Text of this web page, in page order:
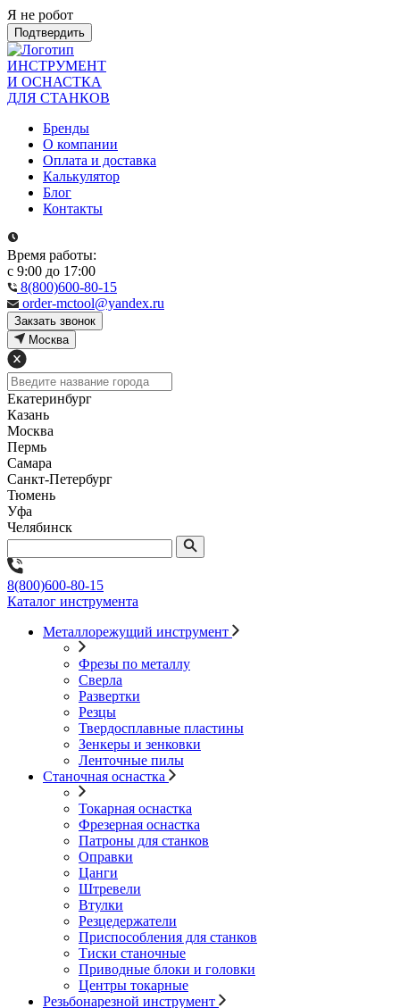
Я не робот
Подтвердить
ИНСТРУМЕНТ
И ОСНАСТКА
ДЛЯ СТАНКОВ
Бренды
О компании
Оплата и доставка
Калькулятор
Блог
Контакты
Время работы:
с 9:00 до 17:00
8(800)600-80-15
order-mctool@yandex.ru
Закзать звонок
Москва
Екатеринбург
Казань
Москва
Пермь
Самара
Санкт-Петербург
Тюмень
Уфа
Челябинск
8(800)600-80-15
Каталог инструмента
Металлорежущий инструмент
Фрезы по металлу
Сверла
Развертки
Резцы
Твердосплавные пластины
Зенкеры и зенковки
Ленточные пилы
Станочная оснастка
Токарная оснастка
Фрезерная оснастка
Патроны для станков
Оправки
Цанги
Штревели
Втулки
Резцедержатели
Приспособления для станков
Тиски станочные
Приводные блоки и головки
Центры токарные
Резьбонарезной инструмент